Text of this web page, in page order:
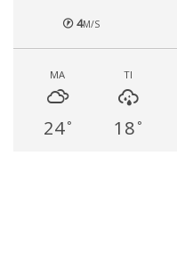
4M/S
MA
24°
TI
18 °